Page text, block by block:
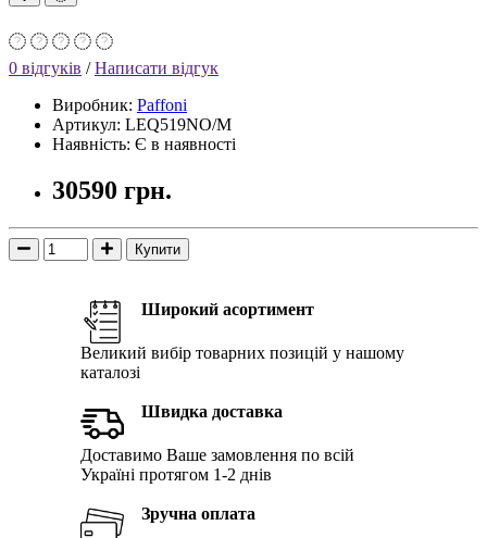
0 відгуків /Написати відгук
Виробник: Paffoni
Артикул: LEQ519NO/M
Наявність: Є в наявності
30590 грн.
Купити
Широкий асортимент
Великий вибір товарних позицій у нашому
каталозі
Швидка доставка
Доставимо Ваше замовлення по всій
Україні протягом 1-2 днів
Зручна оплата